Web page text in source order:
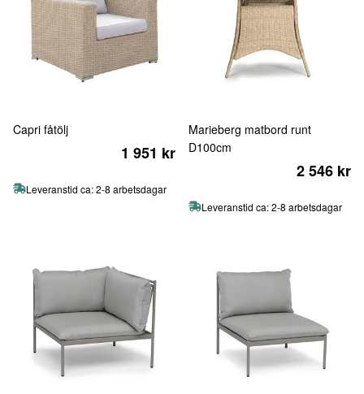
Capri fåtölj
1 951 kr
Leveranstid ca: 2-8 arbetsdagar
Marieberg matbord runt
D100cm
2 546 kr
Leveranstid ca: 2-8 arbetsdagar